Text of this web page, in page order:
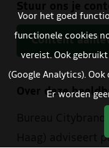
Stuur ons je
Content
Over deze
Bureau
Haag) adviseert
Voor het goed
functionele cookies
vereist. Ook
(Google Analytics).
Er worden